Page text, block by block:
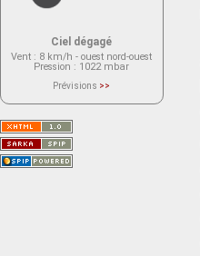
Ciel dégagé
Vent : 8 km/h - ouest nord-ouest
Pression : 1022 mbar
Prévisions >>
actuellement aucune prévision
Saint-Nom.
Veuillez consulter le message du
service ci-dessous.
(401 - Invalid API key. Please see
https://openweathermap.org/faq#error401